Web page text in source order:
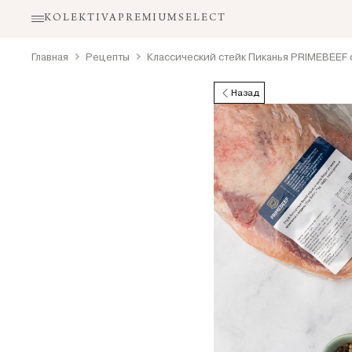
KOLEKTIVAPREMIUMSELECT
Главная Рецепты Классический стейк Пиканья
Назад